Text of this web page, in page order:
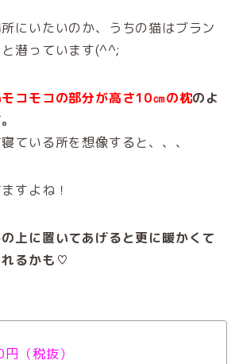
にいたいのか、うちの猫はブラン
潜っています(^^;
コモコの部分が高さ10㎝の枕のよ
ている所を想像すると、、、
すよね！
上に置いてあげると更に暖かくて
れるかも♡
（税抜）